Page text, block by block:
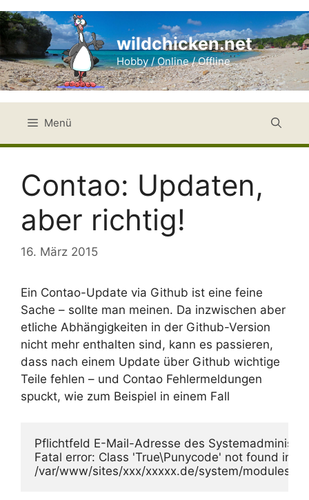
Zum
Inhalt
springen
wildchicken.net
Hobby / Online / Offline
Menü
Contao: Updaten,
aber richtig!
16. März 2015
Ein Contao-Update via Github ist eine feine
Sache – sollte man meinen. Da inzwischen aber
etliche Abhängigkeiten in der Github-Version
nicht mehr enthalten sind, kann es passieren,
dass nach einem Update über Github wichtige
Teile fehlen – und Contao Fehlermeldungen
spuckt, wie zum Beispiel in einem Fall
Pflichtfeld E-Mail-Adresse des
Fatal error: Class 'True\Punycode' not found in
/var/www/sites/xxx/xxxxx.de/system/modules/